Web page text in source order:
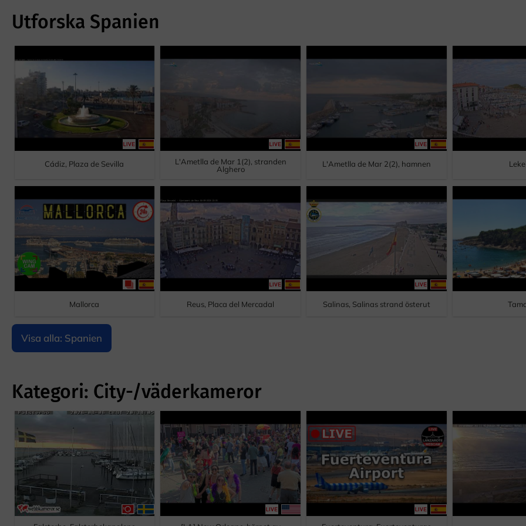
Utforska Spanien
Cádiz, Plaza de Sevilla
L'Ametlla de Mar 1(2), stranden
Alghero
L'Ametlla de Mar 2(2), hamnen
Mallorca Reus, Placa del Mercadal Salinas, Salinas strand österut
Visa alla: Spanien
Kategori: City-/väderkameror